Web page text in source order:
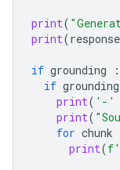
print(
print(response
if grounding
if grounding
print( '-'
print(
for chunk
print(f